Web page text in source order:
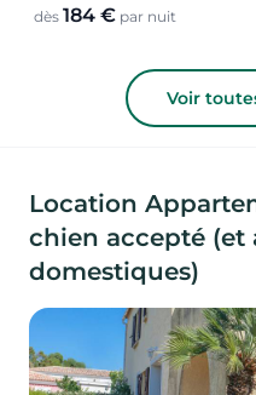
dès 184 € par nuit
Voir
Location
chien accepté (et
domestiques)